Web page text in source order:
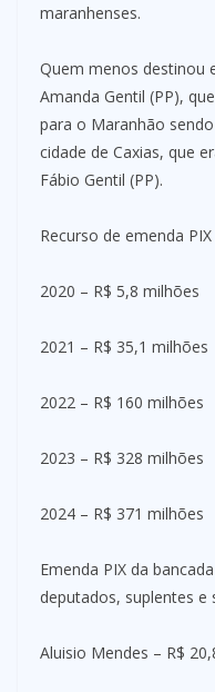
maranhenses.
Quem menos destinou
Amanda Gentil (PP),
para o Maranhão
cidade de Caxias, que
Fábio Gentil (PP).
Recurso de emenda
2020 – R$ 5,8 milhões
2021 – R$ 35,1 milhões
2022 – R$ 160 milhões
2023 – R$ 328 milhões
2024 – R$ 371 milhões
Emenda PIX da
deputados, suplentes e
Aluisio Mendes – R$